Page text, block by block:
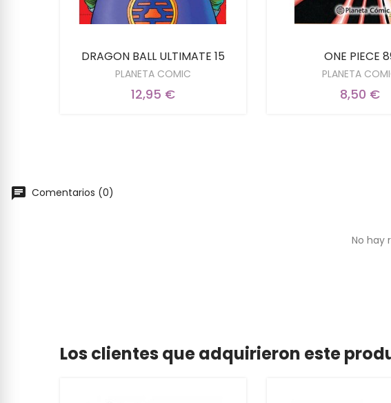
DRAGON BALL ULTIMATE 15
PLANETA COMIC
12,95 €
ONE PIECE
PLANETA
8,50 €
Comentarios (0)
No hay
Los clientes que adquirieron este